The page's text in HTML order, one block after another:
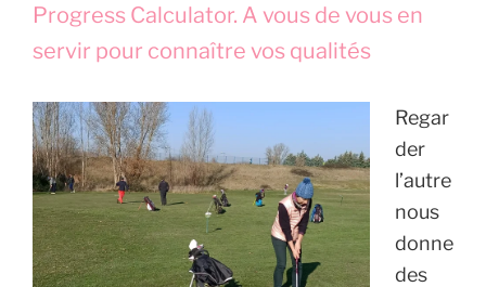
Progress Calculator. A vous de vous en
servir pour connaître vos qualités
Regar
der
l’autre
nous
donne
des